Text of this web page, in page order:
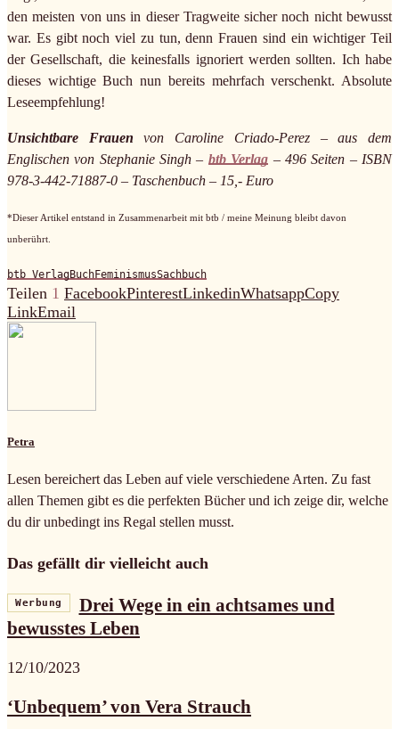
den meisten von uns in dieser Tragweite sicher noch nicht bewusst
war. Es gibt noch viel zu tun, denn Frauen sind ein wichtiger Teil
der Gesellschaft, die keinesfalls ignoriert werden sollten. Ich habe
dieses wichtige Buch nun bereits mehrfach verschenkt. Absolute
Leseempfehlung!
Unsichtbare Frauen von Caroline Criado-Perez – aus dem
Englischen von Stephanie Singh – btb Verlag – 496 Seiten – ISBN
978-3-442-71887-0 – Taschenbuch – 15,- Euro
*Dieser Artikel entstand in Zusammenarbeit mit btb / meine Meinung bleibt davon
unberührt.
btb VerlagBuchFeminismusSachbuch
Teilen 1 FacebookPinterestLinkedinWhatsappCopy
LinkEmail
Petra
Lesen bereichert das Leben auf viele verschiedene Arten. Zu fast
allen Themen gibt es die perfekten Bücher und ich zeige dir, welche
du dir unbedingt ins Regal stellen musst.
Das gefällt dir vielleicht auch
Werbung
Drei Wege in ein achtsames und
bewusstes Leben
12/10/2023
‘Unbequem’ von Vera Strauch